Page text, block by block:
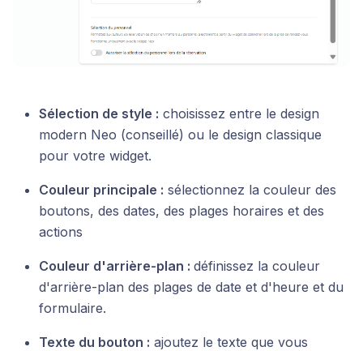
Sélection de style : choisissez entre le design
modern Neo (conseillé) ou le design classique
pour votre widget.
Couleur principale : sélectionnez la couleur des
boutons, des dates, des plages horaires et des
actions
Couleur d'arrière-plan : définissez la couleur
d'arrière-plan des plages de date et d'heure et du
formulaire.
Texte du bouton : ajoutez le texte que vous